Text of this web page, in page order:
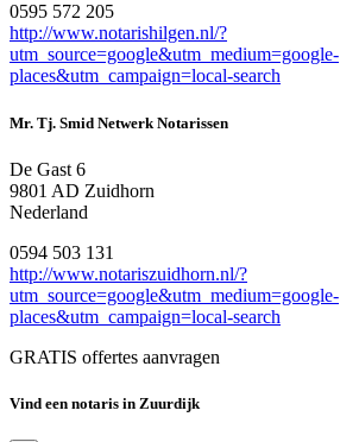
0595 572 205
http://www.notarishilgen.nl/?
utm_source=google&utm_medium=google-
places&utm_campaign=local-search
Mr. Tj. Smid Netwerk Notarissen
De Gast 6
9801 AD Zuidhorn
Nederland
0594 503 131
http://www.notariszuidhorn.nl/?
utm_source=google&utm_medium=google-
places&utm_campaign=local-search
GRATIS offertes aanvragen
Vind een notaris in Zuurdijk